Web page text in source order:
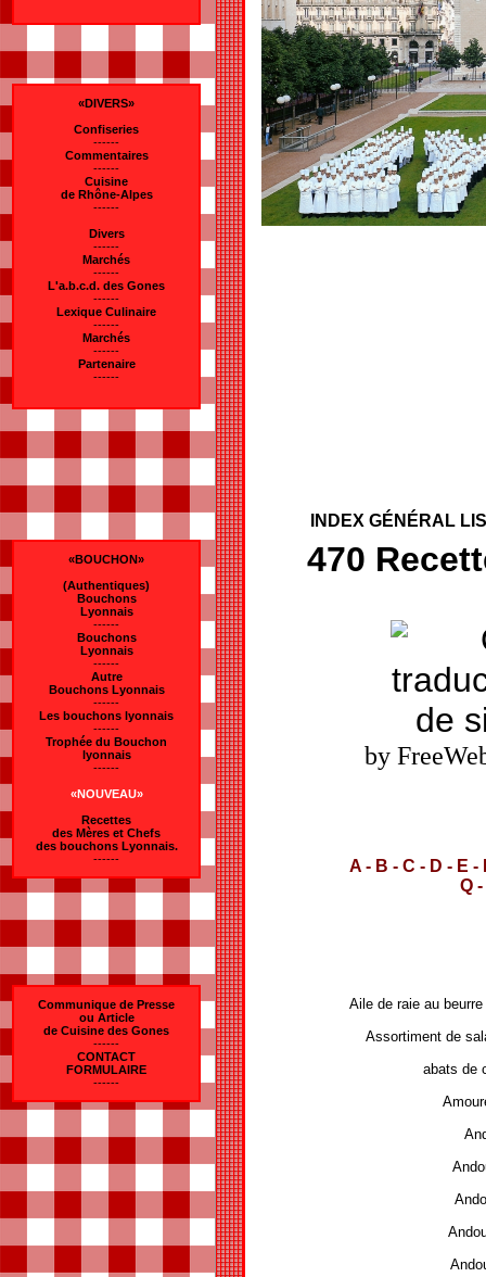
«DIVERS»
Confiseries
------
Commentaires
------
Cuisine
de Rhône-Alpes
------
Divers
------
Marchés
------
L'a.b.c.d. des Gones
------
Lexique Culinaire
------
Marchés
------
Partenaire
------
«BOUCHON»
(Authentiques)
Bouchons
Lyonnais
------
Bouchons
Lyonnais
------
Autre
Bouchons Lyonnais
------
Les bouchons lyonnais
------
Trophée du Bouchon
lyonnais
------
«NOUVEAU»
Recettes
des Mères et Chefs
des bouchons Lyonnais.
------
Communique de Presse
ou Article
de Cuisine des Gones
------
CONTACT
FORMULAIRE
------
INDEX GÉNÉRAL
470
by
A- B - C - D - E -
Q-
Aile de raie au
Assortiment de
abats de